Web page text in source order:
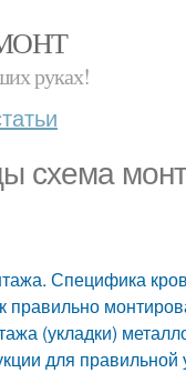
руках!
схема
Специфика
(укладки)
для правильной